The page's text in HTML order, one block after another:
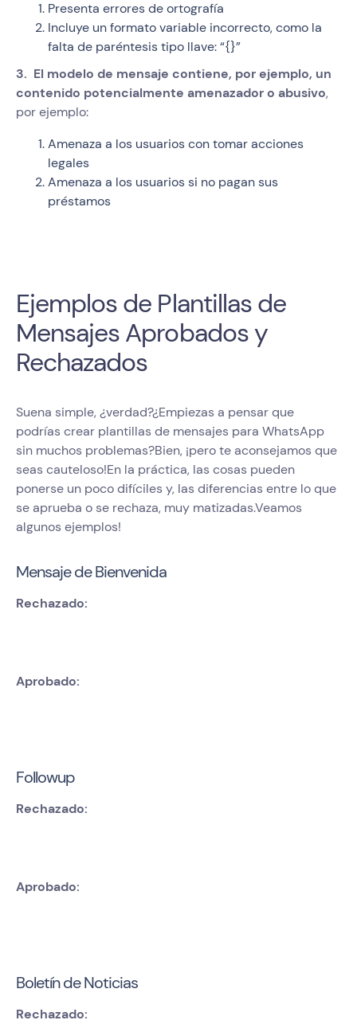
Presenta errores de ortografía
Incluye un formato variable incorrecto, como la
falta de paréntesis tipo llave: “{}”
3. El modelo de mensaje contiene, por ejemplo, un
contenido potencialmente amenazador o abusivo,
por ejemplo:
Amenaza a los usuarios con tomar acciones
legales
Amenaza a los usuarios si no pagan sus
préstamos
Ejemplos de Plantillas de
Mensajes Aprobados y
Rechazados
Suena simple, ¿verdad?¿Empiezas a pensar que
podrías crear plantillas de mensajes para WhatsApp
sin muchos problemas?Bien, ¡pero te aconsejamos que
seas cauteloso!En la práctica, las cosas pueden
ponerse un poco difíciles y, las diferencias entre lo que
se aprueba o se rechaza, muy matizadas.Veamos
algunos ejemplos!
Mensaje de Bienvenida
Rechazado:
Aprobado:
Followup
Rechazado:
Aprobado:
Boletín de Noticias
Rechazado: